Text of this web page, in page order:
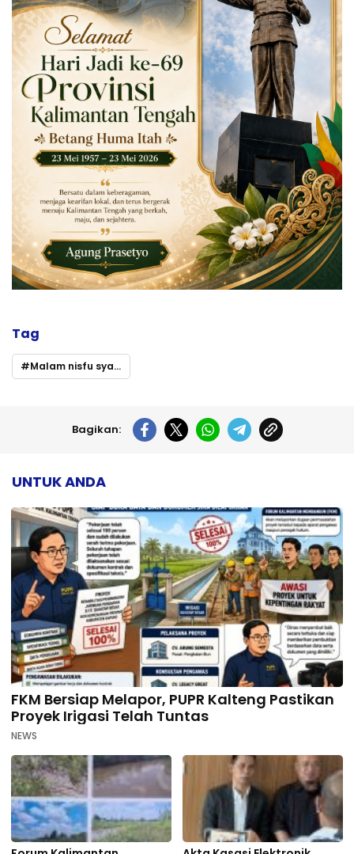
Tag
Malam nisfu syaban masjid ar-abrar
Bagikan:
UNTUK ANDA
FKM Bersiap Melapor, PUPR Kalteng Pastikan
Proyek Irigasi Telah Tuntas
NEWS